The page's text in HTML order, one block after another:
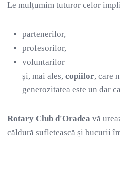
Le mulțumim tuturor celor
partenerilor,
profesorilor,
voluntarilor
și, mai ales, copiilor, care
generozitatea este un dar
Rotary Club d'Oradea vă
căldură sufletească și bucurii